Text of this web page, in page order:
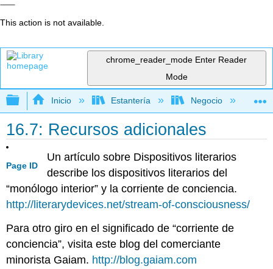
This action is not available.
chrome_reader_mode Enter Reader
Mode
Expandir/contraer jerarquía global
Inicio Estantería Negocio
16.7: Recursos adicionales
Page ID
Un artículo sobre Dispositivos literarios
describe los dispositivos literarios del
“monólogo interior” y la corriente de conciencia.
http://literarydevices.net/stream-of-consciousness/
Para otro giro en el significado de “corriente de
conciencia”, visita este blog del comerciante
minorista Gaiam. http://blog.gaiam.com